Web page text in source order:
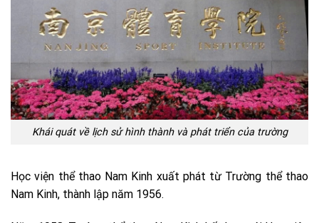
Khái quát về lịch sử hình thành và phát triển của trường
Học viện thể thao Nam Kinh xuất phát từ Trường thể thao
Nam Kinh, thành lập năm 1956.